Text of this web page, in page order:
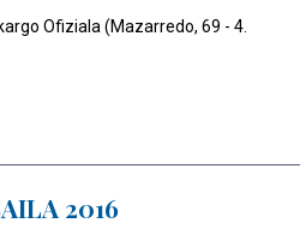
Ofiziala (Mazarredo, 69 - 4.
2016